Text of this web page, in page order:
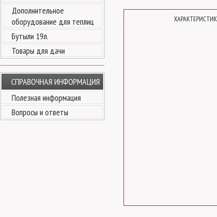
Дополнительное
оборудование для теплиц
Бутыли 19л.
Товары для дачи
СПРАВОЧНАЯ ИНФОРМАЦИЯ
Полезная информация
Вопросы и ответы